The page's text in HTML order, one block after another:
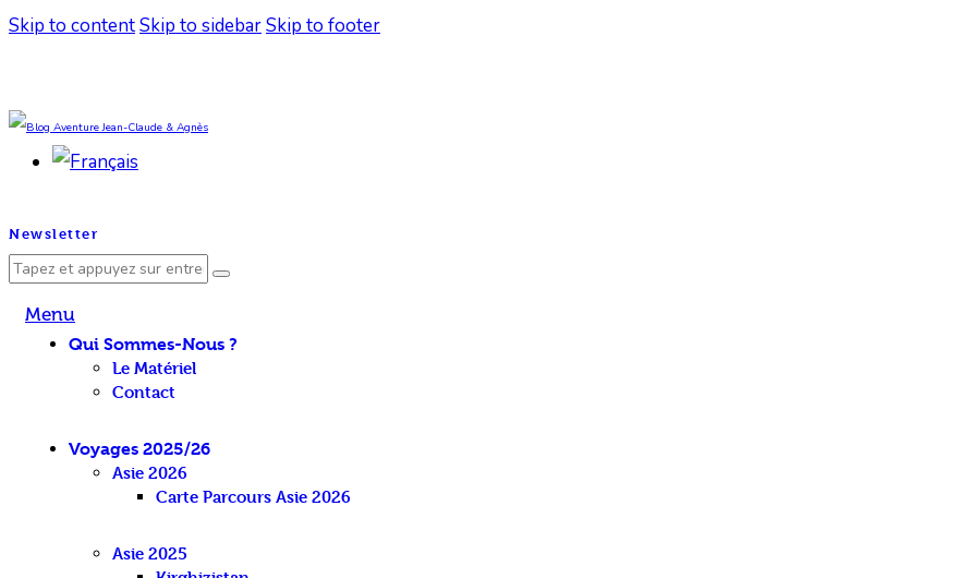
Skip to contentSkip to sidebarSkip to footer
111
Newsletter
Menu
Qui Sommes-Nous ?
Le Matériel
Contact
Voyages 2025/26
Asie 2026
Carte Parcours Asie 2026
Asie 2025